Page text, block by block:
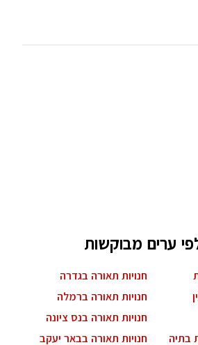
ערים מבוקשות
חנויות תאורה בגדרה
חנויות תאורה ברמלה
חנויות תאורה בנס ציונה
בתיה
חנויות תאורה בבאר יעקב